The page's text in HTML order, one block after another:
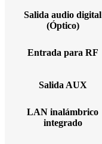
Salida audio digital
(Óptico)
Entrada para RF
Salida AUX
LAN inalámbrico
integrado